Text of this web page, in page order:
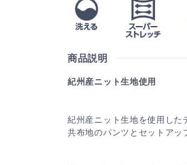
商品説明
紀州産ニット生地使用
紀州産ニット生地を使用した
共布地のパンツとセットアッ